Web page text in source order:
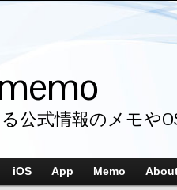
公式情報のメモや
iOS App Memo